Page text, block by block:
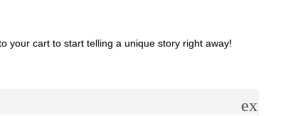
your cart to start telling a unique story right away!